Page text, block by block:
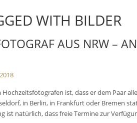
WITH BILDER
AUS NRW –
Hochzeitsfotografen ist, dass er dem Paar
in Berlin, in Frankfurt oder Bremen
ist natürlich, dass freie Termine zur